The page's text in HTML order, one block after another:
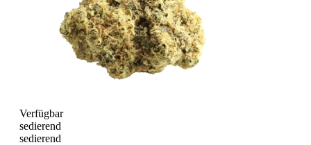
Verfügbar
sedierend
sedierend